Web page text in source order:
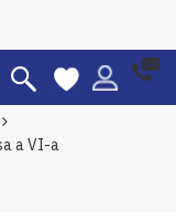
a VI-a